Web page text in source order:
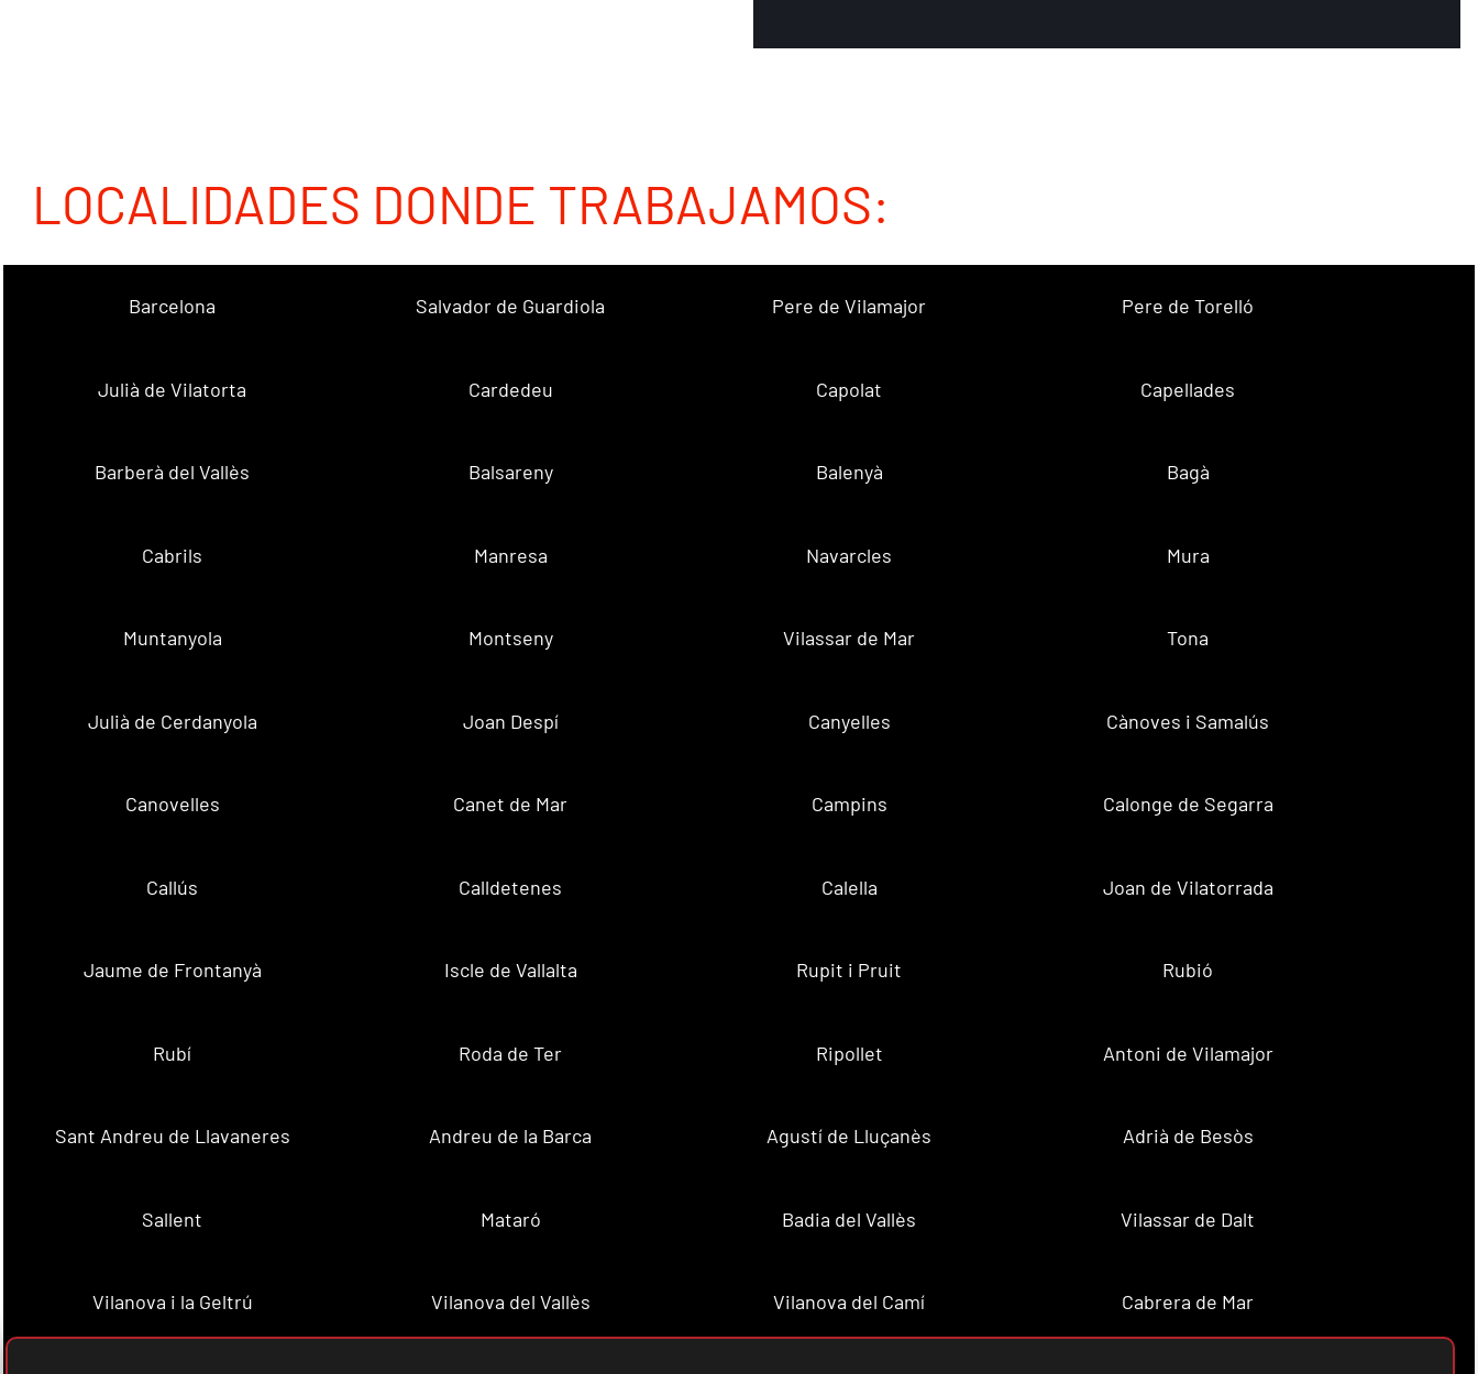
LOCALIDADES DONDE TRABAJAMOS:
Barcelona Salvador de Guardiola Pere de Vilamajor Pere de Torelló
Julià de Vilatorta Cardedeu Capolat Capellades
Barberà del Vallès Balsareny Balenyà Bagà
Cabrils Manresa Navarcles Mura
Muntanyola Montseny Vilassar de Mar Tona
Julià de Cerdanyola Joan Despí Canyelles Cànoves i Samalús
Canovelles Canet de Mar Campins Calonge de Segarra
Callús Calldetenes Calella Joan de Vilatorrada
Jaume de Frontanyà Iscle de Vallalta Rupit i Pruit Rubió
Rubí Roda de Ter Ripollet Antoni de Vilamajor
Sant Andreu de Llavaneres Andreu de la Barca Agustí de Lluçanès Adrià de Besòs
Sallent Mataró Badia del Vallès Vilassar de Dalt
Vilanova i la Geltrú Vilanova del Vallès Vilanova del Camí Cabrera de Mar